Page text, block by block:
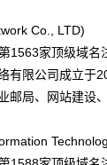
Co., LTD)
家顶级域名
限公司成立于
局、网站建设